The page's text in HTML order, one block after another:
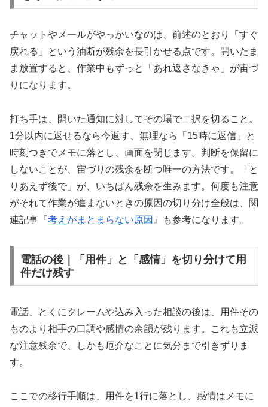
チャットやメールがやっかいなのは、前述のとおり「すぐ
戻れる」という油断が残余を長引かせる点です。開いたま
ま放置すると、作業中もずっと「あれ返さなきゃ」が宙づ
りになります。
打ち手は、開いた通知に対してその場で二択を切ること。
1分以内に返せるなら今返す、無理なら「15時に返信」と
時刻つきでメモに落とし、画面を閉じます。判断を保留に
しないことが、宙づりの残余を断つ唯一の方法です。「と
りあえず後で」が、いちばん残余を生みます。何度も注意
がそれて作業が進まないときの原因の切り分け全般は、関
連記事『考えがまとまらない原因 』も参考になります。
電話の後｜「用件」と「感情」を切り分けて用
件だけ残す
電話、とくにクレームや込み入った相談の後は、用件その
ものより相手の口調や感情の余韻が残ります。これも立派
な注意残余で、しかも厄介なことに気分まで引きずりま
す。
ここでの移行手順は、用件を1行に落とし、感情はメモに